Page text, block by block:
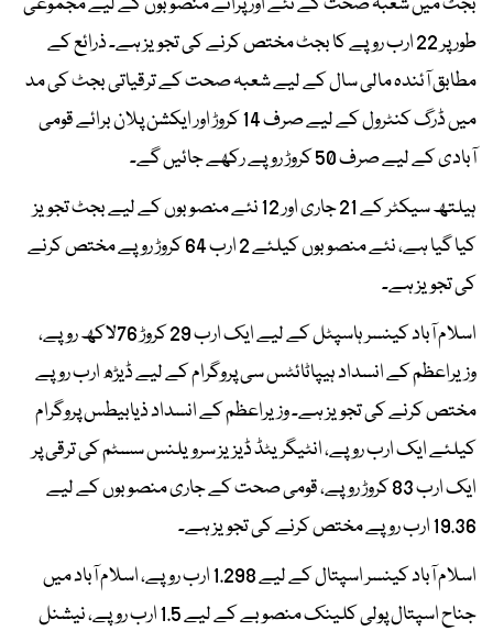
طور پر 22 ارب روپے کا بجٹ مختص کرنے کی تجویز ہے۔ ذرائع کے
مطابق آئندہ مالی سال کے لیے شعبہ صحت کے ترقیاتی بجٹ کی مد
میں ڈرگ کنٹرول کے لیے صرف 14 کروڑ اور ایکشن پلان برائے قومی
آبادی کے لیے صرف 50 کروڑ روپے رکھے جائیں گے۔
ہیلتھ سیکٹر کے 21 جاری اور 12 نئے منصوبوں کے لیے بجٹ تجویز
کیا گیا ہے، نئے منصوبوں کیلئے 2 ارب 64 کروڑ روپے مختص کرنے
کی تجویز ہے۔
اسلام آباد کینسر ہاسپٹل کے لیے ایک ارب 29 کروڑ 76لاکھ روپے،
وزیراعظم کے انسداد ہیپاٹائٹس سی پروگرام کے لیے ڈیڑھ ارب روپے
مختص کرنے کی تجویز ہے۔ وزیراعظم کے انسداد ذیابیطس پروگرام
کیلئے ایک ارب روپے، انٹیگریٹڈ ڈیزیز سرویلنس سسٹم کی ترقی پر
ایک ارب 83 کروڑ روپے، قومی صحت کے جاری منصوبوں کے لیے
19.36 ارب روپے مختص کرنے کی تجویز ہے۔
اسلام آباد کینسر اسپتال کے لیے 1.298 ارب روپے، اسلام آباد میں
جناح اسپتال پولی کلینک منصوبے کے لیے 1.5 ارب روپے، نیشنل